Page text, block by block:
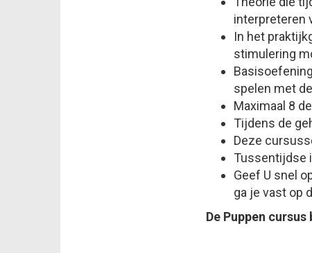
interpreteren
In het
stimulering
spelen met
Maximaal 8
Tijdens de
Deze
Tussentijdse
Geef U snel
ga je vast op
De Puppen